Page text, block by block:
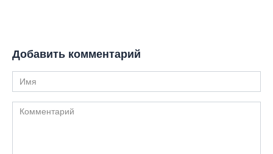
Добавить комментарий
Имя
Комментарий